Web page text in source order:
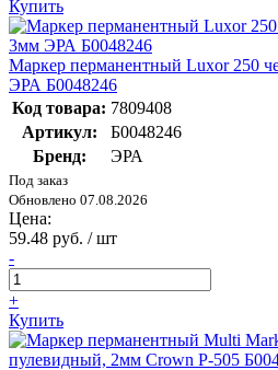
Купить
Маркер перманентный Luxor 250
ЭРА Б0048246
Код товара: 7809408
Артикул:
Б0048246
Бренд:
ЭРА
Под заказ
Обновлено 07.08.2026
Цена:
59.48 руб. / шт
-
+
Купить